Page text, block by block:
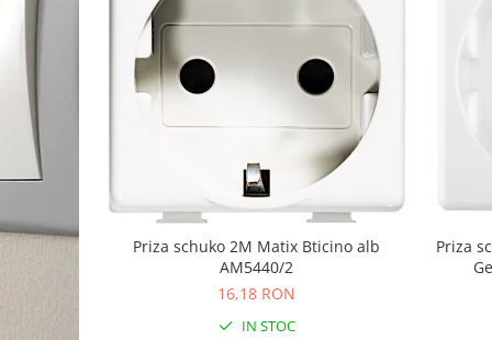
Priza schuko 2M Matix Bticino alb
AM5440/2
16,18 RON
IN STOC
Priza